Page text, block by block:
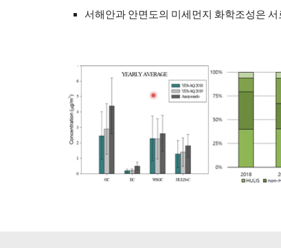
서해안과 안면도의 미세먼지 화학조성은